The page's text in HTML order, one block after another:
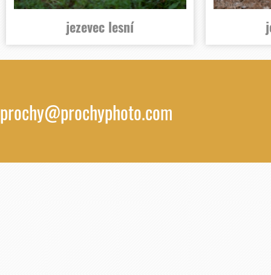
jezevec lesní
prochy@prochyphoto.com